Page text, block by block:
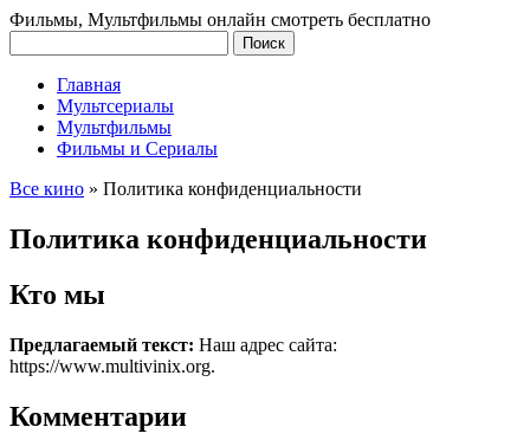
Фильмы, Мультфильмы онлайн смотреть бесплатно
Главная
Мультсериалы
Мультфильмы
Фильмы и Сериалы
Все кино » Политика конфиденциальности
Политика конфиденциальности
Кто мы
Предлагаемый текст: Наш адрес сайта:
https://www.multivinix.org.
Комментарии